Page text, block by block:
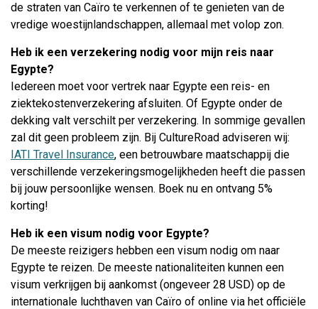
de straten van Caïro te verkennen of te genieten van de
vredige woestijnlandschappen, allemaal met volop zon.
Heb ik een verzekering nodig voor mijn reis naar
Egypte?
Iedereen moet voor vertrek naar Egypte een reis- en
ziektekostenverzekering afsluiten. Of Egypte onder de
dekking valt verschilt per verzekering. In sommige gevallen
zal dit geen probleem zijn. Bij CultureRoad adviseren wij:
IATI Travel Insurance, een betrouwbare maatschappij die
verschillende verzekeringsmogelijkheden heeft die passen
bij jouw persoonlijke wensen. Boek nu en ontvang 5%
korting!
Heb ik een visum nodig voor Egypte?
De meeste reizigers hebben een visum nodig om naar
Egypte te reizen. De meeste nationaliteiten kunnen een
visum verkrijgen bij aankomst (ongeveer 28 USD) op de
internationale luchthaven van Caïro of online via het officiële